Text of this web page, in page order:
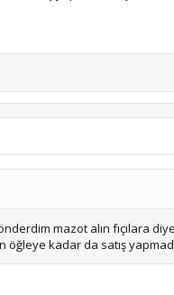
mazot alın fıçılara
öğleye kadar da satış